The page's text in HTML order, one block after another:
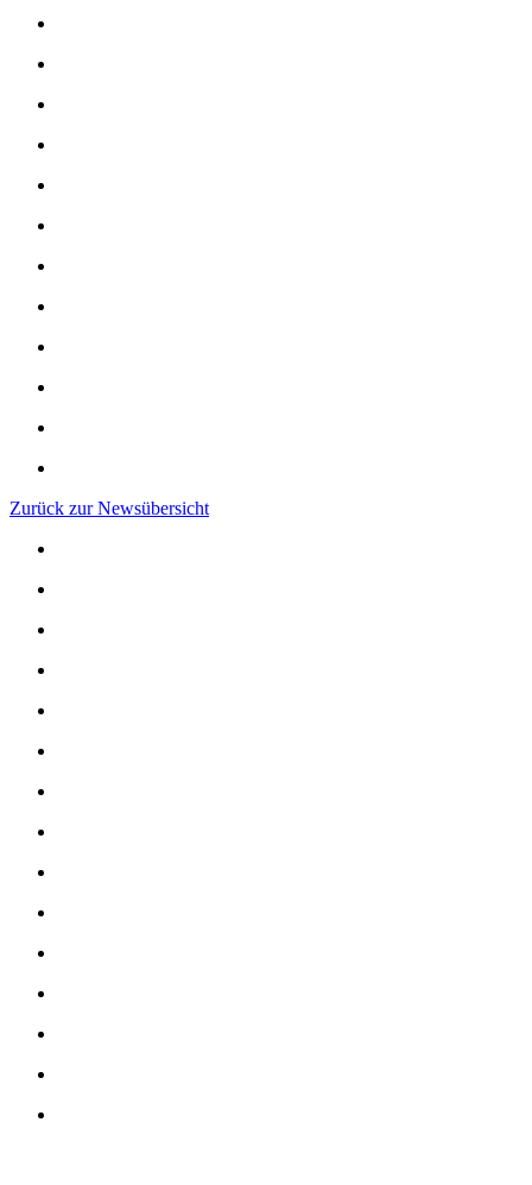
Zurück zur Newsübersicht